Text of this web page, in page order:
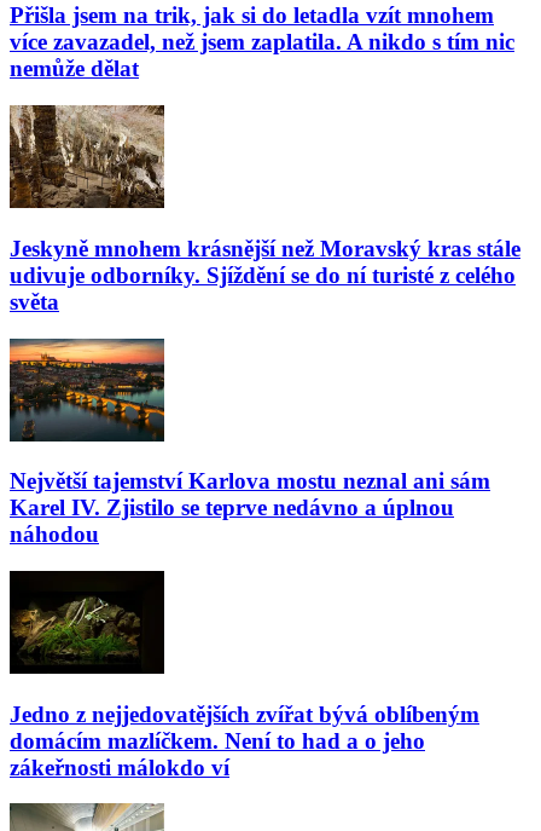
Přišla jsem na trik, jak si do letadla vzít mnohem
více zavazadel, než jsem zaplatila. A nikdo s tím nic
nemůže dělat
Jeskyně mnohem krásnější než Moravský kras stále
udivuje odborníky. Sjíždění se do ní turisté z celého
světa
Největší tajemství Karlova mostu neznal ani sám
Karel IV. Zjistilo se teprve nedávno a úplnou
náhodou
Jedno z nejjedovatějších zvířat bývá oblíbeným
domácím mazlíčkem. Není to had a o jeho
zákeřnosti málokdo ví